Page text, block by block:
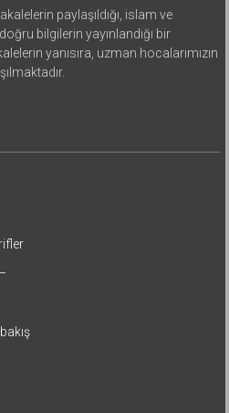
paylaşıldığı, islam ve
bilgilerin yayınlandığı bir
yanısıra, uzman hocalarımızın